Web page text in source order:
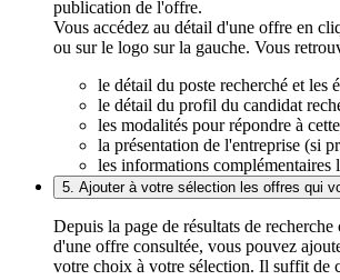
publication de l'offre.
Vous accédez au détail d'une offre en
ou sur le logo sur la gauche. Vous
le détail du poste recherché et les
le détail du profil du candidat
les modalités pour répondre à
la présentation de l'entreprise (si
les informations complémentaires
5. Ajouter à votre sélection les offres qui
Depuis la page de résultats de
d'une offre consultée, vous pouvez
votre choix à votre sélection. Il suffit de